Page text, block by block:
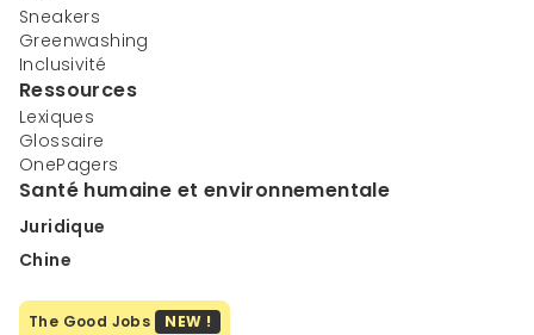
Sneakers
Greenwashing
Inclusivité
Ressources
Lexiques
Glossaire
OnePagers
Santé humaine et environnementale
Juridique
Chine
The Good Jobs NEW !